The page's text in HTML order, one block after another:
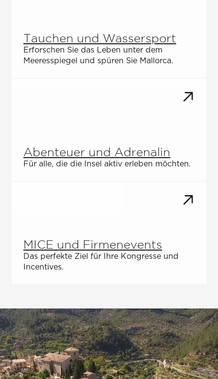
Tauchen und Wassersport
Erforschen Sie das Leben unter dem
Meeresspiegel und spüren Sie Mallorca.
Abenteuer und Adrenalin
Für alle, die die Insel aktiv erleben möchten.
MICE und Firmenevents
Das perfekte Ziel für Ihre Kongresse und
Incentives.